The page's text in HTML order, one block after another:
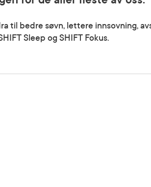
til bedre søvn, lettere innsovning,
Sleep og SHIFT Fokus.